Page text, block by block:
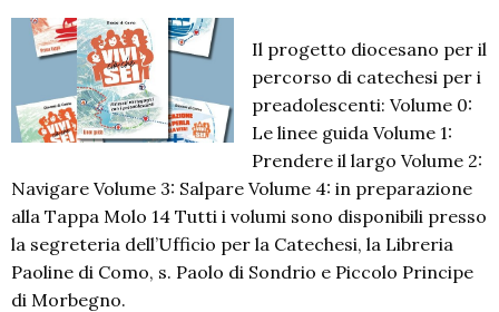
Il progetto diocesano per il
percorso di catechesi per i
preadolescenti: Volume 0:
Le linee guida Volume 1:
Prendere il largo Volume 2:
Navigare Volume 3: Salpare Volume 4: in preparazione
alla Tappa Molo 14 Tutti i volumi sono disponibili presso
la segreteria dell’Ufficio per la Catechesi, la Libreria
Paoline di Como, s. Paolo di Sondrio e Piccolo Principe
di Morbegno.